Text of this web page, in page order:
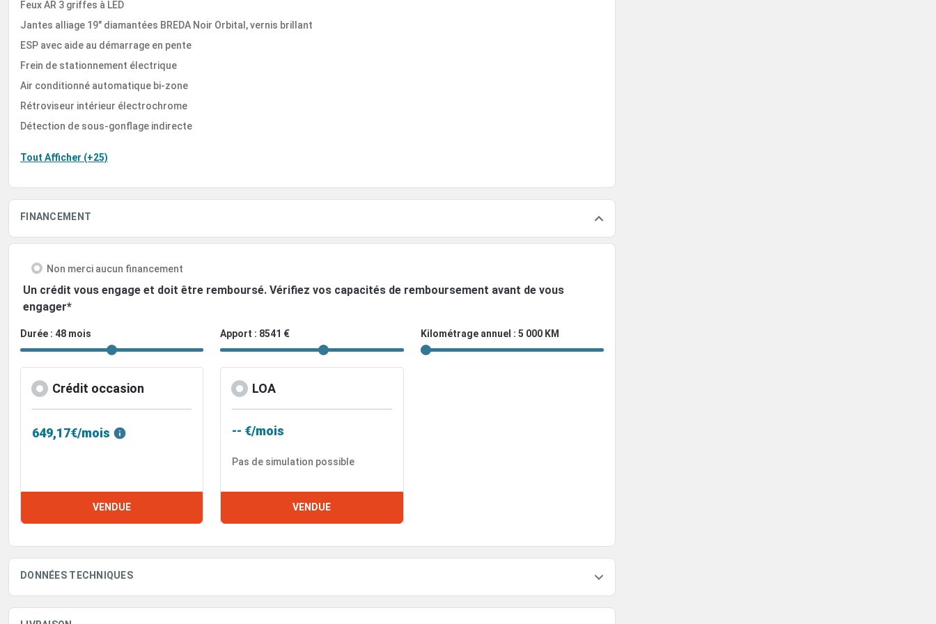
Feux AR 3 griffes à LED
Jantes alliage 19" diamantées BREDA Noir Orbital, vernis brillant
ESP avec aide au démarrage en pente
Frein de stationnement électrique
Air conditionné automatique bi-zone
Rétroviseur intérieur électrochrome
Détection de sous-gonflage indirecte
Tout Afficher (+25)
FINANCEMENT
Non merci aucun financement
Un crédit vous engage et doit être remboursé. Vérifiez vos capacités de remboursement avant de vous
engager*
Durée : 48 mois Apport : 8541 € Kilométrage annuel : 5 000 KM
Crédit occasion
649,17€/mois
VENDUE
LOA
-- €/mois
Pas de simulation possible
VENDUE
DONNÉES TECHNIQUES